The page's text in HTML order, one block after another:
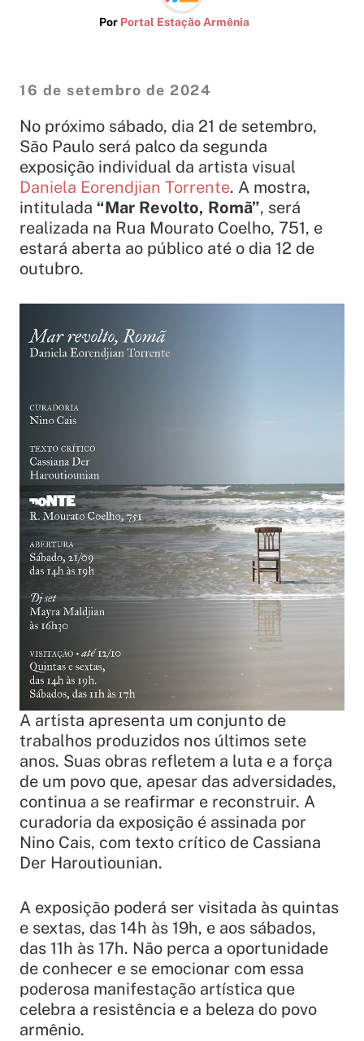
Por Portal Estação Armênia
16 de setembro de 2024
No próximo sábado, dia 21 de setembro,
São Paulo será palco da segunda
exposição individual da artista visual
Daniela Eorendjian Torrente. A mostra,
intitulada “Mar Revolto, Romã”, será
realizada na Rua Mourato Coelho, 751, e
estará aberta ao público até o dia 12 de
outubro.
A artista apresenta um conjunto de
trabalhos produzidos nos últimos sete
anos. Suas obras refletem a luta e a força
de um povo que, apesar das adversidades,
continua a se reafirmar e reconstruir. A
curadoria da exposição é assinada por
Nino Cais, com texto crítico de Cassiana
Der Haroutiounian.
A exposição poderá ser visitada às quintas
e sextas, das 14h às 19h, e aos sábados,
das 11h às 17h. Não perca a oportunidade
de conhecer e se emocionar com essa
poderosa manifestação artística que
celebra a resistência e a beleza do povo
armênio.